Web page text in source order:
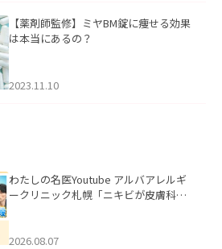
【薬剤師監修】ミヤBM錠に痩せる効果
は本当にあるの？
2023.11.10
わたしの名医Youtube アルバアレルギ
ークリニック札幌「ニキビが皮膚科で
ました。
2026.08.07